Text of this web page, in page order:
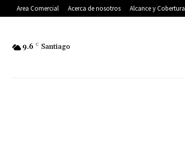
Area Comercial Acerca de nosotros Alcance y Cobertura
9.6 C Santiago